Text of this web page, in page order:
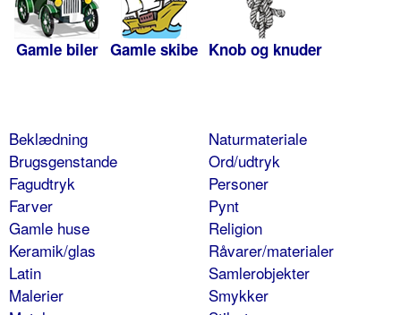
Gamle biler Gamle skibe Knob og knuder
Beklædning
Brugsgenstande
Fagudtryk
Farver
Gamle huse
Keramik/glas
Latin
Malerier
Naturmateriale
Ord/udtryk
Personer
Pynt
Religion
Råvarer/materialer
Samlerobjekter
Smykker